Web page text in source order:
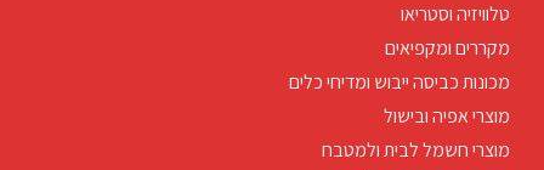
טלוויזיה וסטריאו
מקררים ומקפיאים
מכונות כביסה ייבוש ומדיחי כלים
מוצרי אפיה ובישול
מוצרי חשמל לבית ולמטבח